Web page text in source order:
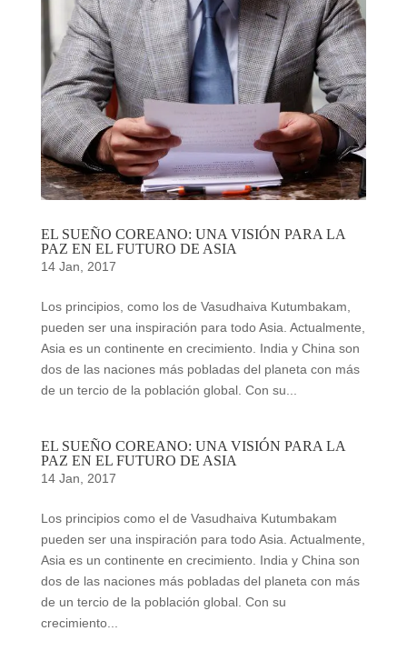
EL SUEÑO COREANO: UNA VISIÓN PARA LA
PAZ EN EL FUTURO DE ASIA
14 Jan, 2017
Los principios, como los de Vasudhaiva Kutumbakam,
pueden ser una inspiración para todo Asia. Actualmente,
Asia es un continente en crecimiento. India y China son
dos de las naciones más pobladas del planeta con más
de un tercio de la población global. Con su...
EL SUEÑO COREANO: UNA VISIÓN PARA LA
PAZ EN EL FUTURO DE ASIA
14 Jan, 2017
Los principios como el de Vasudhaiva Kutumbakam
pueden ser una inspiración para todo Asia. Actualmente,
Asia es un continente en crecimiento. India y China son
dos de las naciones más pobladas del planeta con más
de un tercio de la población global. Con su
crecimiento...